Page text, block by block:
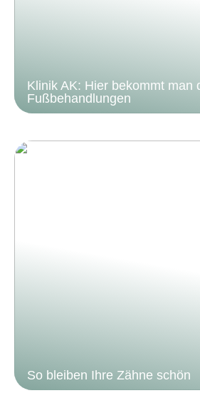
Klinik AK: Hier bekommt man
Fußbehandlungen
So bleiben Ihre Zähne schön